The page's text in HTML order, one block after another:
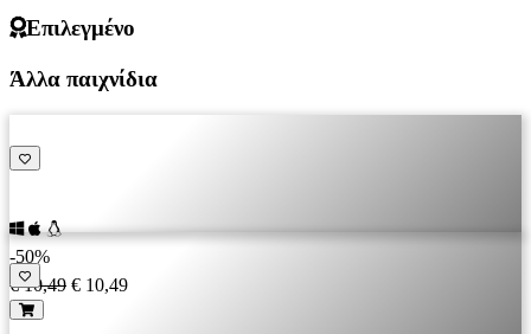
Επιλεγμένο
Άλλα παιχνίδια
-50%
€ 10,49 € 10,49